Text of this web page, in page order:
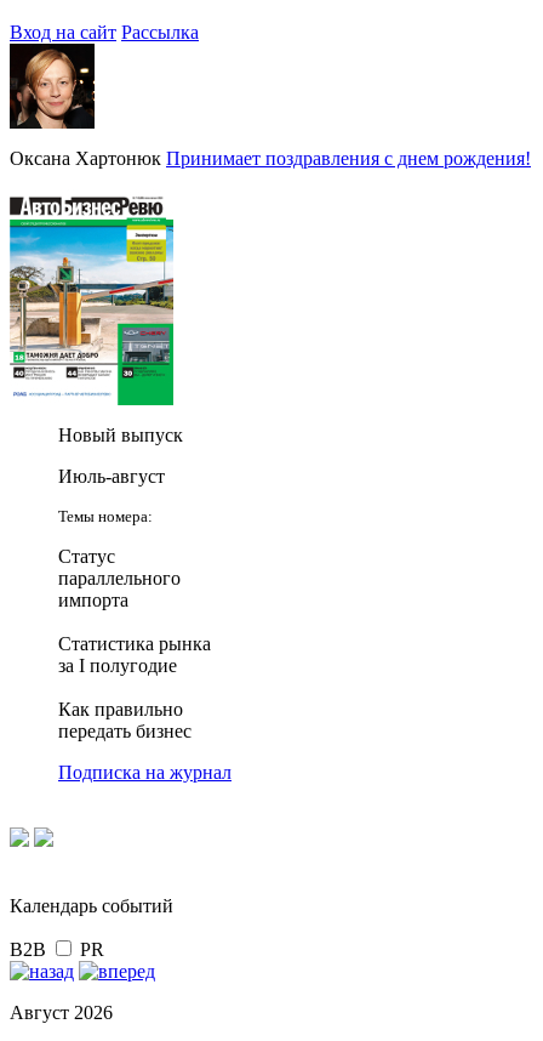
Вход на сайт Рассылка
Оксана Хартонюк Принимает поздравления с днем рождения!
Новый выпуск
Июль-август
Темы номера:
Статус
параллельного
импорта
Статистика рынка
за I полугодие
Как правильно
передать бизнес
Подписка на журнал
Календарь событий
B2B PR
Август 2026